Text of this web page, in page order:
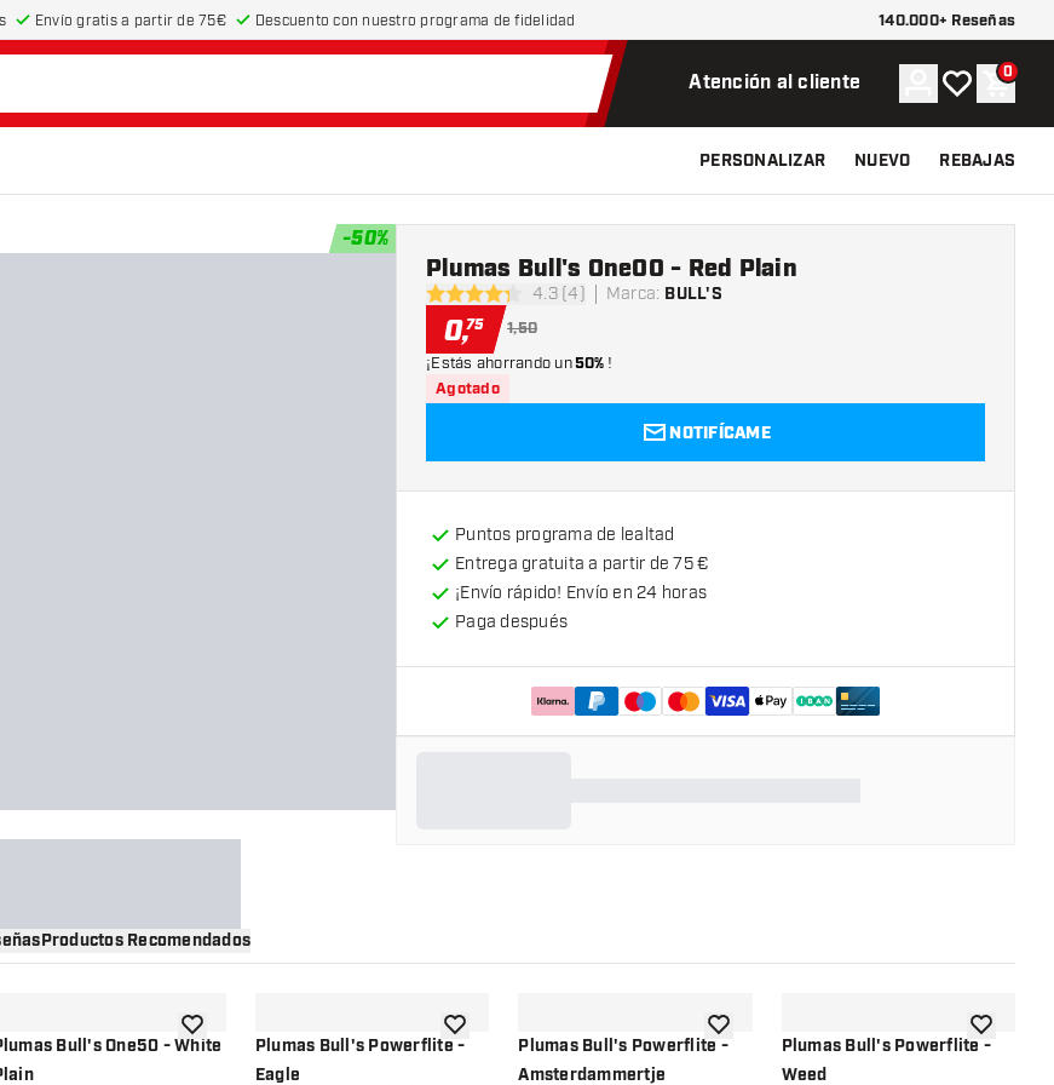
Envío gratis a partir de 75€ Descuento con nuestro programa de fidelidad 140.000+ Reseñas
Atención al cliente Cuenta
Mi lista de
0
PERSONALIZAR NUEVO REBAJAS
-50%
4.3 estrellas de puntuación
4.3 (4) Marca: BULL'S
Plumas Bull's One00 - Red Plain
0,75 1,50
¡Estás ahorrando un50% !
Agotado
NOTIFÍCAME
Puntos programa de lealtad
Entrega gratuita a partir de 75 €
¡Envío rápido! Envío en 24 horas
Paga después
Productos Recomendados
de deseos
Bull's One50 - Whiteañadir a la lista de deseos
Plumas Bull's Powerflite -
Eagle
añadir a la lista de deseos
Plumas Bull's Powerflite -
Amsterdammertje
añadir a la lista de deseos
Plumas Bull's Powerflite -
Weed
añadir a la